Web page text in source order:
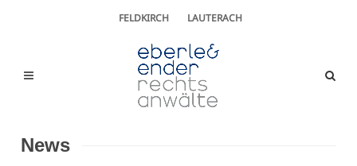
FELDKIRCH LAUTERACH
News